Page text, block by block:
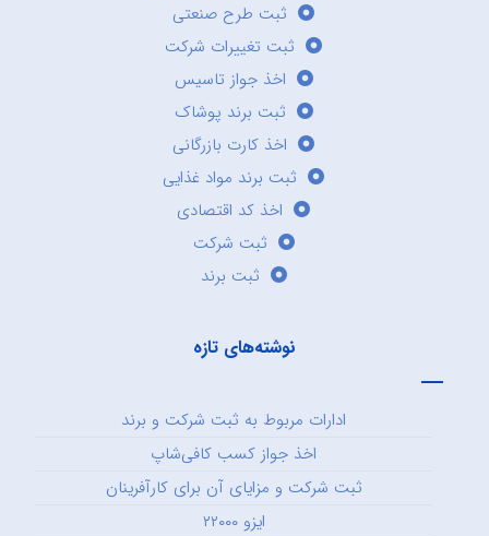
ثبت طرح صنعتی
ثبت تغییرات شرکت
اخذ جواز تاسیس
ثبت برند پوشاک
اخذ کارت بازرگانی
ثبت برند مواد غذایی
اخذ کد اقتصادی
ثبت شرکت
ثبت برند
نوشته‌های تازه
ادارات مربوط به ثبت شرکت و برند
اخذ جواز کسب کافی‌شاپ
ثبت شرکت و مزایای آن برای کارآفرینان
ایزو ۲۲۰۰۰